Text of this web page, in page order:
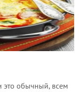
это обычный, всем